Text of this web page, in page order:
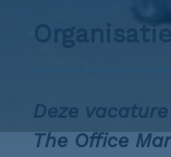
Organisatie
Deze
The Office